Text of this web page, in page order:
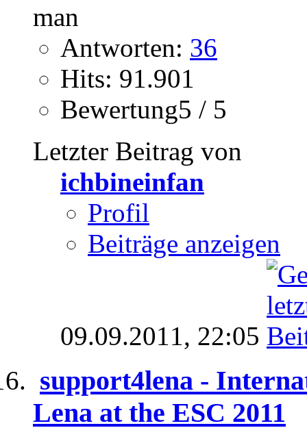
Antworten: 36
Hits: 91.901
Bewertung5 / 5
Letzter Beitrag von
ichbineinfan
Profil
Beiträge anzeigen
09.09.2011, 22:05
support4lena -
Lena at the ESC 2011